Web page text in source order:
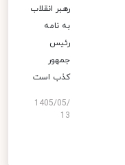
رهبر انقلاب
به نامه
رئیس
جمهور
کذب است
1405/05/
13